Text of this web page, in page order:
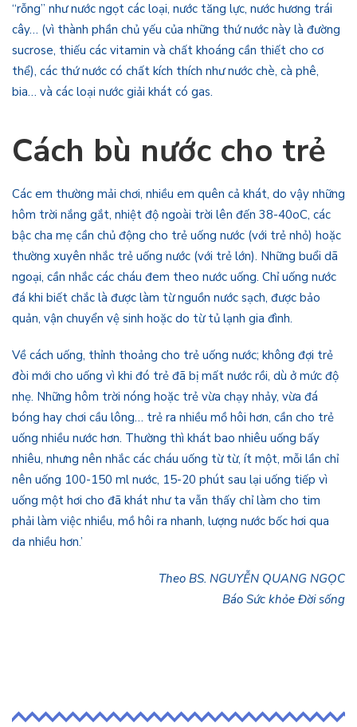
“rỗng” như nước ngọt các loại, nước tăng lực, nước hương trái
cây… (vì thành phần chủ yếu của những thứ nước này là đường
sucrose, thiếu các vitamin và chất khoáng cần thiết cho cơ
thể), các thứ nước có chất kích thích như nước chè, cà phê,
bia… và các loại nước giải khát có gas.
Cách bù nước cho trẻ
Các em thường mải chơi, nhiều em quên cả khát, do vậy những
hôm trời nắng gắt, nhiệt độ ngoài trời lên đến 38-40oC, các
bậc cha mẹ cần chủ động cho trẻ uống nước (với trẻ nhỏ) hoặc
thường xuyên nhắc trẻ uống nước (với trẻ lớn). Những buổi dã
ngoại, cần nhắc các cháu đem theo nước uống. Chỉ uống nước
đá khi biết chắc là được làm từ nguồn nước sạch, được bảo
quản, vận chuyển vệ sinh hoặc do từ tủ lạnh gia đình.
Về cách uống, thỉnh thoảng cho trẻ uống nước; không đợi trẻ
đòi mới cho uống vì khi đó trẻ đã bị mất nước rồi, dù ở mức độ
nhẹ. Những hôm trời nóng hoặc trẻ vừa chạy nhảy, vừa đá
bóng hay chơi cầu lông… trẻ ra nhiều mồ hôi hơn, cần cho trẻ
uống nhiều nước hơn. Thường thì khát bao nhiêu uống bấy
nhiêu, nhưng nên nhắc các cháu uống từ từ, ít một, mỗi lần chỉ
nên uống 100-150 ml nước, 15-20 phút sau lại uống tiếp vì
uống một hơi cho đã khát như ta vẫn thấy chỉ làm cho tim
phải làm việc nhiều, mồ hôi ra nhanh, lượng nước bốc hơi qua
da nhiều hơn.’
Theo BS. NGUYỄN QUANG NGỌC
Báo Sức khỏe Đời sống